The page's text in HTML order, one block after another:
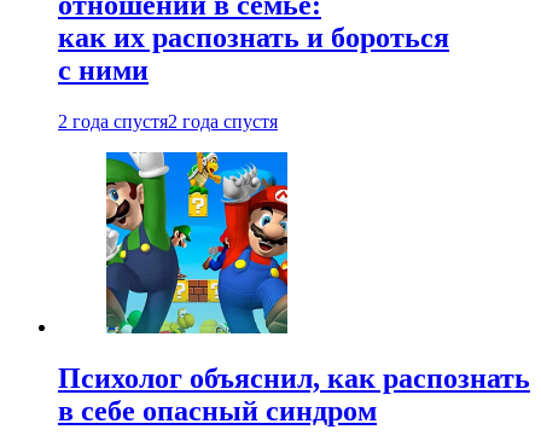
как их распознать и бороться
с ними
2 года спустя2 года спустя
Психолог объяснил, как распознать
в себе опасный синдром